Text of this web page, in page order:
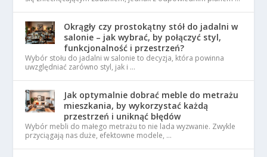
Okrągły czy prostokątny stół do jadalni w
salonie – jak wybrać, by połączyć styl,
funkcjonalność i przestrzeń?
Wybór stołu do jadalni w salonie to decyzja, która powinna
uwzględniać zarówno styl, jak i …
Jak optymalnie dobrać meble do metrażu
mieszkania, by wykorzystać każdą
przestrzeń i uniknąć błędów
Wybór mebli do małego metrażu to nie lada wyzwanie. Zwykle
przyciągają nas duże, efektowne modele, …